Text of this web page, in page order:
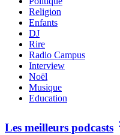
Religion
Enfants
DJ
Rire
Radio Campus
Interview
Noël
Musique
Education
Les meilleurs podcasts